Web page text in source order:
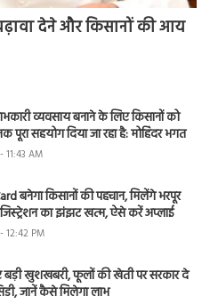
देने और किसानों की आय
व्यवसाय बनाने के लिए किसानों को
पूरा सहयोग दिया जा रहा है: मोहिंदर भगत
11:43 AM
बनेगा किसानों की पहचान, मिलेंगे भरपूर
का झंझट खत्म, ऐसे करें अप्लाई
12:42 PM
बड़ी खुशखबरी, फूलों की खेती पर सरकार दे
जानें कैसे मिलेगा लाभ